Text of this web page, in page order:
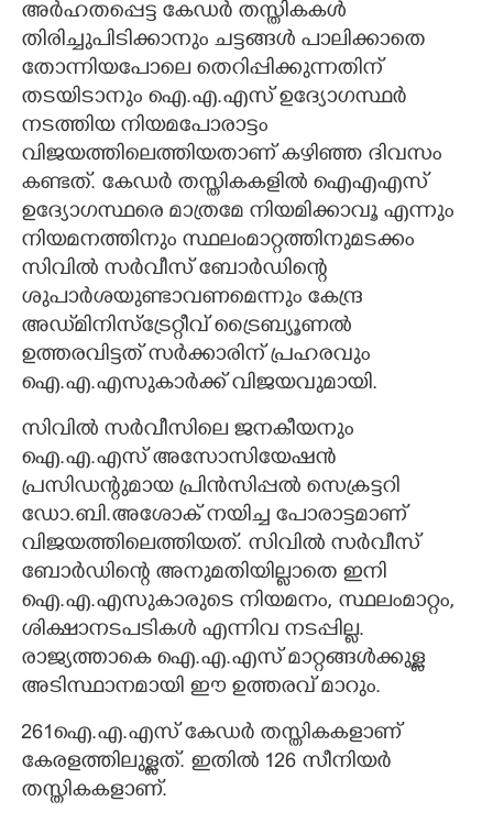
CARTOONS
LITERATURE
ZOOM
CONTACT US
അർഹതപ്പെട്ട കേഡർ തസ്തികകൾ
തിരിച്ചുപിടിക്കാനും ചട്ടങ്ങൾ പാലിക്കാതെ
തോന്നിയപോലെ തെറിപ്പിക്കുന്നതിന്
തടയിടാനും ഐ.എ.എസ് ഉദ്യോഗസ്ഥർ
നടത്തിയ നിയമപോരാട്ടം
വിജയത്തിലെത്തിയതാണ് കഴിഞ്ഞ ദിവസം
കണ്ടത്. കേഡർ തസ്തികകളിൽ ഐഎഎസ്
ഉദ്യോഗസ്ഥരെ മാത്രമേ നിയമിക്കാവൂ എന്നും
നിയമനത്തിനും സ്ഥലംമാറ്റത്തിനുമടക്കം
സിവിൽ സർവീസ് ബോർഡിന്റെ
ശുപാർശയുണ്ടാവണമെന്നും കേന്ദ്ര
അഡ്‌മിനിസ്ട്രേറ്റീവ് ട്രൈബ്യൂണൽ
ഉത്തരവിട്ടത് സർക്കാരിന് പ്രഹരവും
ഐ.എ.എസുകാർക്ക് വിജയവുമായി.
സിവിൽ സർവീസിലെ ജനകീയനും
ഐ.എ.എസ് അസോസിയേഷൻ
പ്രസിഡന്റുമായ പ്രിൻസിപ്പൽ സെക്രട്ടറി
ഡോ.ബി.അശോക് നയിച്ച പോരാട്ടമാണ്
വിജയത്തിലെത്തിയത്. സിവിൽ സർവീസ്
ബോർഡിന്റെ അനുമതിയില്ലാതെ ഇനി
ഐ.എ.എസുകാരുടെ നിയമനം, സ്ഥലംമാറ്റം,
ശിക്ഷാനടപടികൾ എന്നിവ നടപ്പില്ല.
രാജ്യത്താകെ ഐ.എ.എസ് മാറ്റങ്ങൾക്കുള്ള
അടിസ്ഥാനമായി ഈ ഉത്തരവ് മാറും.
261ഐ.എ.എസ് കേഡർ തസ്തികകളാണ്
കേരളത്തിലുള്ളത്. ഇതിൽ 126 സീനിയർ
തസ്തികകളാണ്.